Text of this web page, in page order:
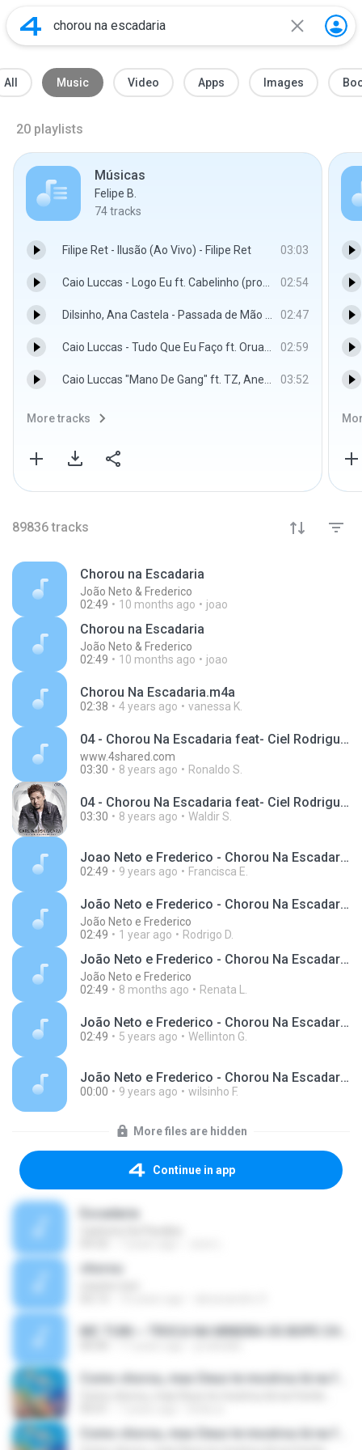
All Music Video Apps Images
20 playlists
Músicas
Felipe B.
74tracks
Filipe Ret - Ilusão (Ao Vivo) - Filipe Ret 03:03
Caio Luccas - Logo Eu ft. Cabelinho (prod. Palma, meLLo) - Caio Luccas 02:54
Dilsinho, Ana Castela - Passada de Mão (Ao Vivo) - DilsinhoVEVO 02:47
Caio Luccas - Tudo Que Eu Faço ft. Oruam (prod. Mozin, Tkd) - Caio Luccas 02:59
Caio Luccas "Mano De Gang" ft. TZ, Anezzi (Prod.Dallass x Honaiser) - Caio Luccas 03:52
More tracks
89836 tracks
Chorou na Escadaria
João Neto & Frederico
02:49
10 months ago joao
Chorou na Escadaria
João Neto & Frederico
02:49
10 months ago joao
Chorou Na Escadaria.m4a
02:38 4 years ago vanessa K.
04 - Chorou Na Escadaria feat- Ciel Rodrigues
www.4shared.com
03:30
8 years ago Ronaldo S.
04 - Chorou Na Escadaria feat- Ciel Rodrigues.mp3
03:30 8 years ago Waldir S.
Joao Neto e Frederico - Chorou Na Escadaria Clipe Oficial
02:49 9 years ago Francisca E.
João Neto e Frederico - Chorou Na Escadaria (Clipe Oficial)
João Neto e Frederico
02:49
1 year ago Rodrigo D.
João Neto e Frederico - Chorou Na Escadaria (Clipe Oficial)
João Neto e Frederico
02:49
8 months ago Renata L.
João Neto e Frederico - Chorou Na Escadaria (Clipe Oficial)_Full-HD
02:49 5 years ago Wellinton G.
João Neto e Frederico - Chorou Na Escadaria (Clipe Oficial) - YouTube.M4A
00:00 9 years ago wilsinho F.
More files are hidden
Continue in app
Escadaria
chorou